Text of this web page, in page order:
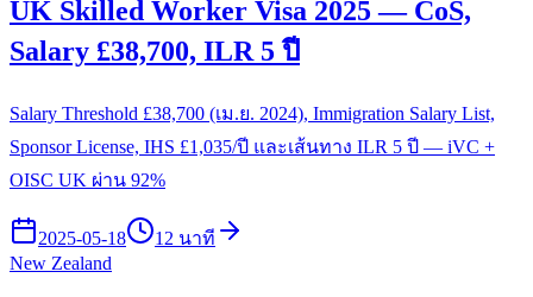
UK Skilled Worker Visa 2025 — CoS,
Salary £38,700, ILR 5 ปี
Salary Threshold £38,700 (เม.ย. 2024), Immigration Salary List,
Sponsor License, IHS £1,035/ปี และเส้นทาง ILR 5 ปี — iVC +
OISC UK ผ่าน 92%
2025-05-18
12 นาที
New Zealand